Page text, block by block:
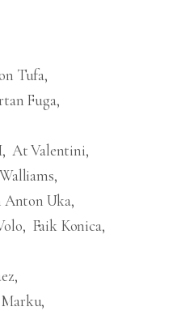
Tufa
Fuga
At Valentini
Anton Uka
Faik Konica